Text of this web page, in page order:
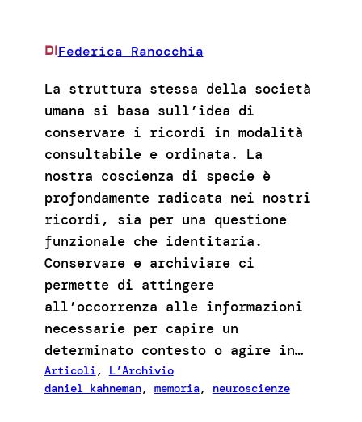
DIFederica Ranocchia
La struttura stessa della società
umana si basa sull’idea di
conservare i ricordi in modalità
consultabile e ordinata. La
nostra coscienza di specie è
profondamente radicata nei nostri
ricordi, sia per una questione
funzionale che identitaria.
Conservare e archiviare ci
permette di attingere
all’occorrenza alle informazioni
necessarie per capire un
determinato contesto o agire in…
Articoli, L’Archivio
daniel kahneman, memoria, neuroscienze